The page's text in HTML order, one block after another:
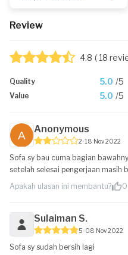
Review
4.8 ( 18
Quality 5.0 /5
Value 5.0 /5
Anonymous
2 18 Nov 2022
Sofa sy bau cuma bagian
setelah selesai pengerjaan masih
Apakah ulasan ini membantu?
0
Sulaiman S.
5 08 Nov 2022
Sofa sy sudah bersih lagi